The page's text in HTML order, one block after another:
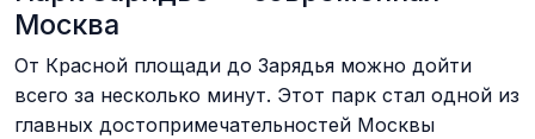
Москва
От Красной площади до Зарядья можно дойти
всего за несколько минут. Этот парк стал одной из
главных достопримечательностей Москвы